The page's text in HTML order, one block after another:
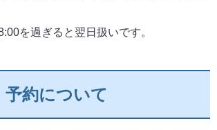
を過ぎると翌日扱いです。
予約について